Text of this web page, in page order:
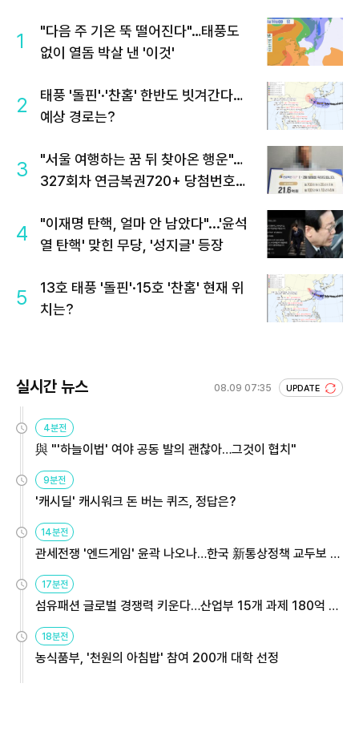
1
"다음 주 기온 뚝 떨어진다"…태풍도
없이 열돔 박살 낸 '이것'
2
태풍 '돌핀'·'찬홈' 한반도 빗겨간다…
예상 경로는?
3
"서울 여행하는 꿈 뒤 찾아온 행운"…
327회차 연금복권720+ 당첨번호조
4
"이재명 탄핵, 얼마 안 남았다"...'윤석
열 탄핵' 맞힌 무당, '성지글' 등장
5
13호 태풍 '돌핀'·15호 '찬홈' 현재 위
치는?
실시간 뉴스 08.09 07:35 UPDATE
4분전
與 "'하늘이법' 여야 공동 발의 괜찮아…그것이 협치"
9분전
'캐시딜' 캐시워크 돈 버는 퀴즈, 정답은?
14분전
관세전쟁 '엔드게임' 윤곽 나오나…한국 新통상정책 교두보 활
용해야
17분전
섬유패션 글로벌 경쟁력 키운다…산업부 15개 과제 180억 지
원
18분전
농식품부, '천원의 아침밥' 참여 200개 대학 선정